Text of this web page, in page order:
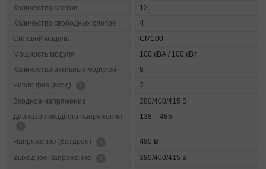
Количество слотов
12
Количество свободных слотов
4
Силовой модуль
СМ100
Мощность модуля
100 кВА / 100 кВт
Количество активных модулей
8
Число фаз (вход)
3
Входное напряжение
380/400/415 В
Диапазон входного напряжения
138 – 485
Напряжение (батарея)
480 В
Выходное напряжение
380/400/415 В